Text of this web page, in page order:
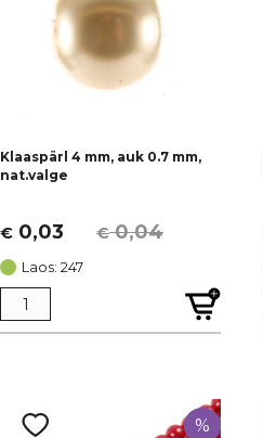
Klaaspärl 4 mm, auk 0.7 mm,
nat.valge
€0,04
Algne
hind
oli:
€ 0,04.
€ 0,03
Current
price
is:
€ 0,03.
Laos: 247
%